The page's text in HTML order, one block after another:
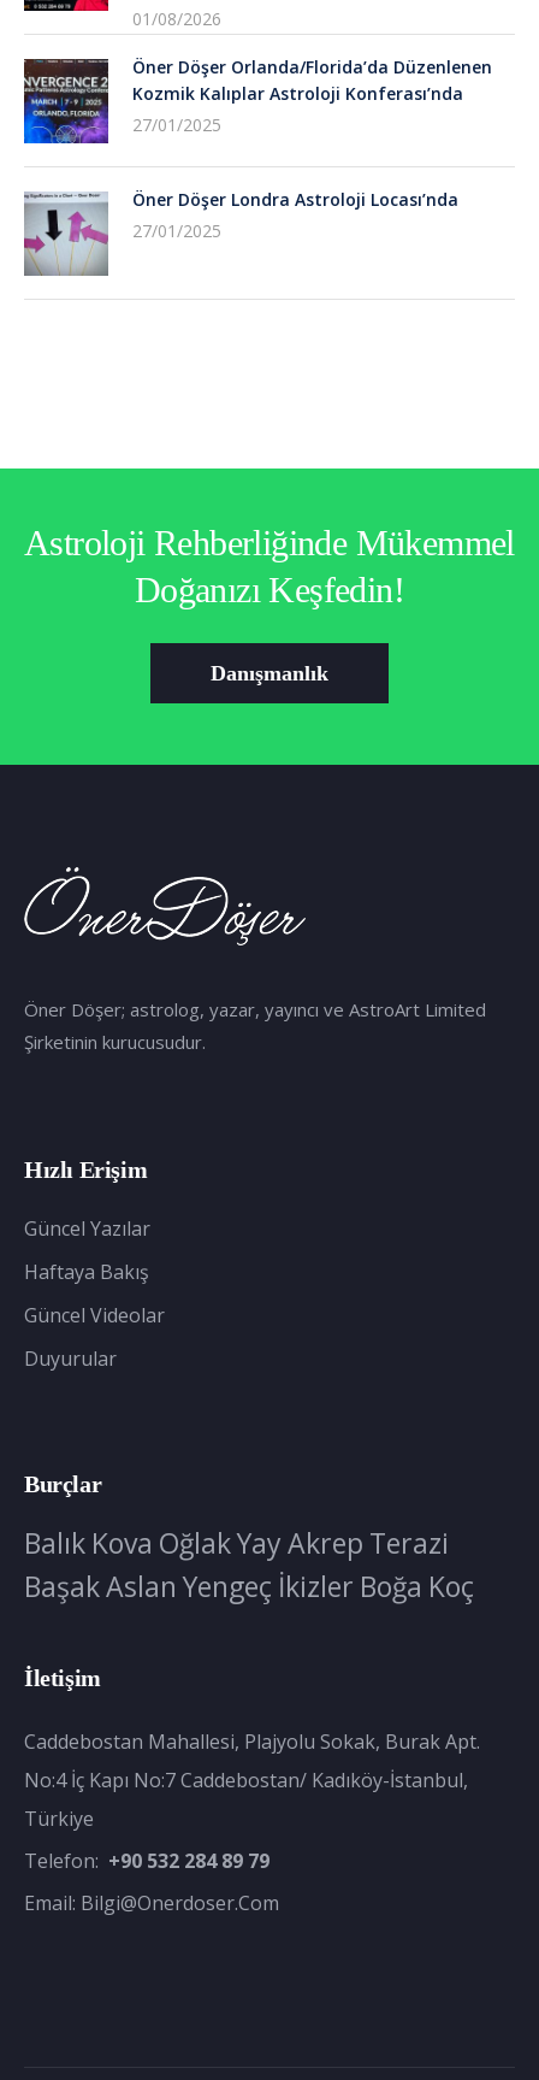
01/08/2026
Öner Döşer Orlanda/Florida’da Düzenlenen
Kozmik Kalıplar Astroloji Konferası’nda
27/01/2025
Öner Döşer Londra Astroloji Locası’nda
27/01/2025
Astroloji Rehberliğinde Mükemmel
Doğanızı Keşfedin!
Danışmanlık
Öner Döşer; astrolog, yazar, yayıncı ve AstroArt Limited
Şirketinin kurucusudur.
Hızlı Erişim
Güncel Yazılar
Haftaya Bakış
Güncel Videolar
Duyurular
Burçlar
Balık Kova OğlakYayAkrep Terazi
BaşakAslan Yengeç İkizler Boğa Koç
İletişim
Caddebostan Mahallesi, Plajyolu Sokak, Burak Apt.
No:4 İç Kapı No:7 Caddebostan/ Kadıköy-İstanbul,
Türkiye
Telefon: +90 532 284 89 79
Email: Bilgi@onerdoser.com